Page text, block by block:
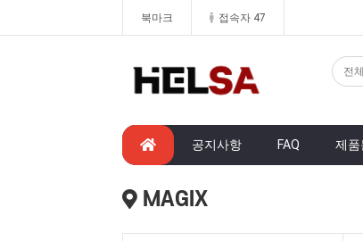
북마크 접속자 47
공지사항 FAQ 제품
MAGIX